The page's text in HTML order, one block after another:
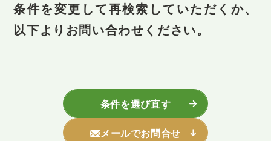
条件を変更して再検索していただくか、
以下よりお問い合わせください。
条件を選び直す
メールでお問合せ